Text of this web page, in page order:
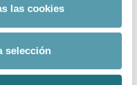
las cookies
selección
leal con el Ejecutivo
realista de
público para los
para así, además, sacar